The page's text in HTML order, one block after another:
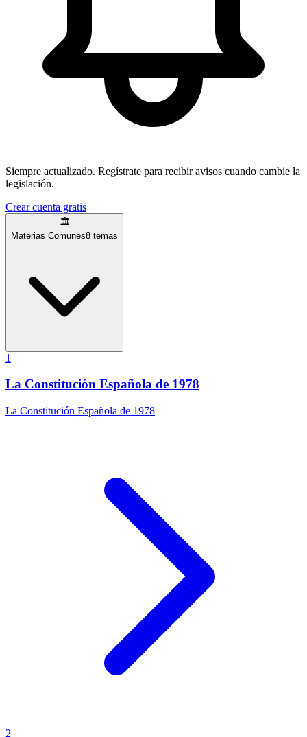
Siempre actualizado. Regístrate para recibir avisos cuando cambie la
legislación.
Crear cuenta gratis
🏛️
Materias Comunes8 temas
1
La Constitución Española de 1978
La Constitución Española de 1978
2